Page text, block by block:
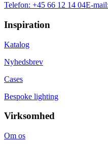
Telefon: +45 66 12 14 04E-mail:
Inspiration
Katalog
Nyhedsbrev
Cases
Bespoke lighting
Virksomhed
Om os